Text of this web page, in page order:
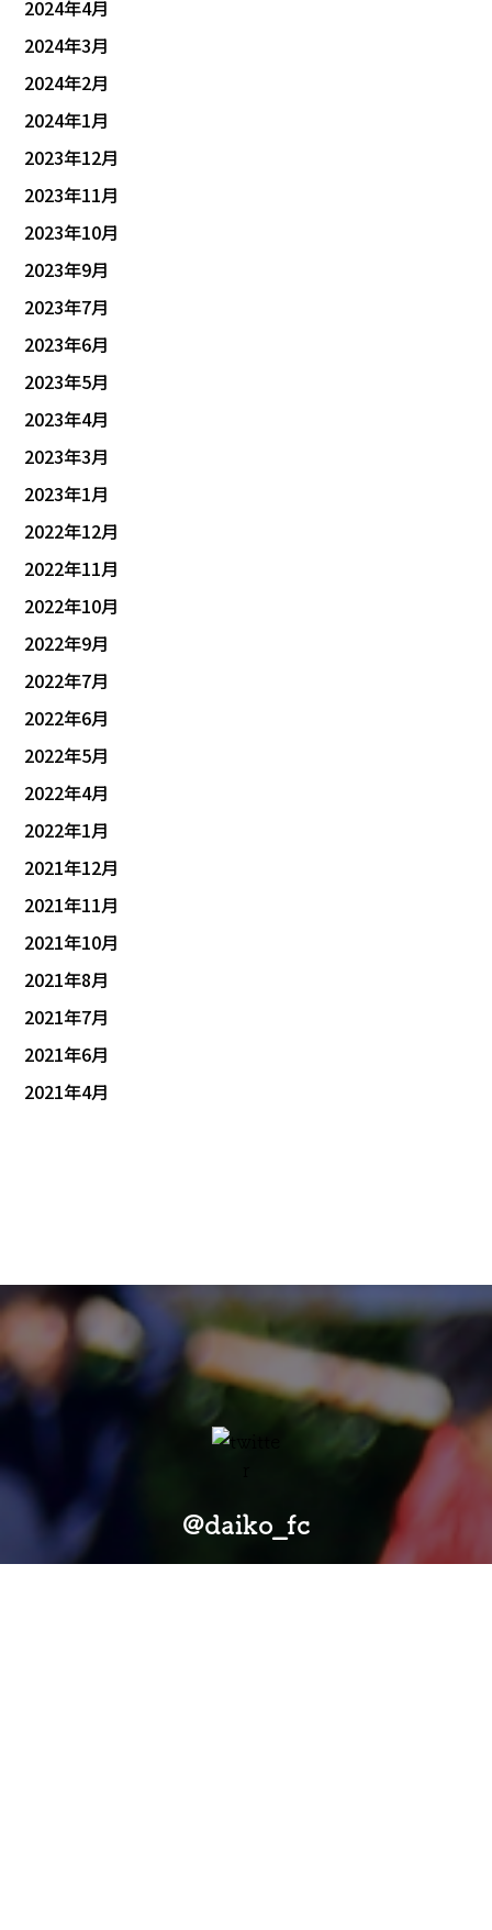
2024年4月
2024年3月
2024年2月
2024年1月
2023年12月
2023年11月
2023年10月
2023年9月
2023年7月
2023年6月
2023年5月
2023年4月
2023年3月
2023年1月
2022年12月
2022年11月
2022年10月
2022年9月
2022年7月
2022年6月
2022年5月
2022年4月
2022年1月
2021年12月
2021年11月
2021年10月
2021年8月
2021年7月
2021年6月
2021年4月
@daiko_fc